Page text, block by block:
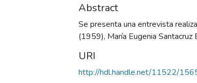
Abstract
Se presenta una entrevista
(1959), María Eugenia Santacruz
URI
http://hdl.handle.net/11522/